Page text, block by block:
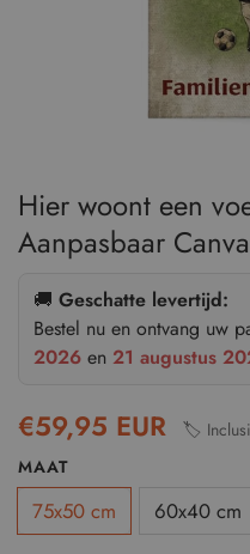
Hier woont een
Aanpasbaar
🚚 Geschatte levertijd:
Bestel nu en ontvang uw
2026 en 21 augustus
€59,95 EUR
🏷️
KLEUR
MAAT
75x50 cm 60x40 cm